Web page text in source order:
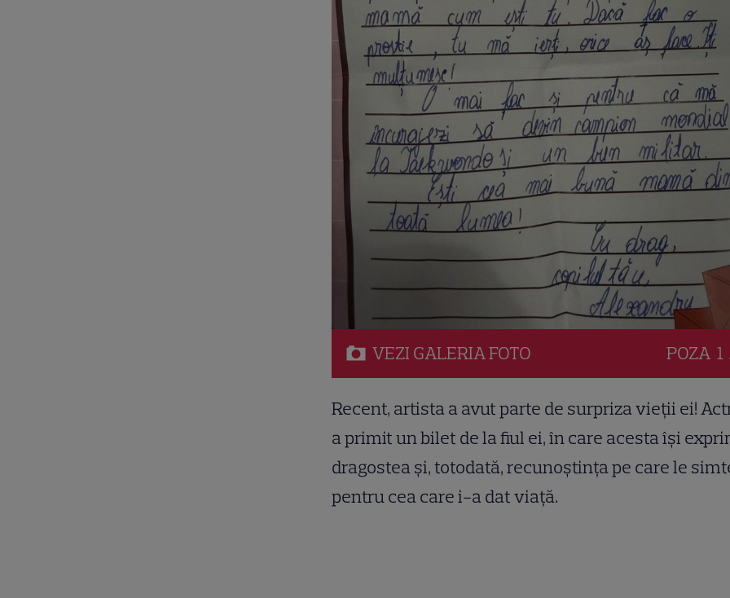
VEZI GALERIAFOTO POZA 1
Recent, artista a avut parte de surpriza vieții ei!
a primit un bilet de la fiul ei, în care acesta își
dragostea și, totodată, recunoștința pe care le
pentru cea care i-a dat viață.